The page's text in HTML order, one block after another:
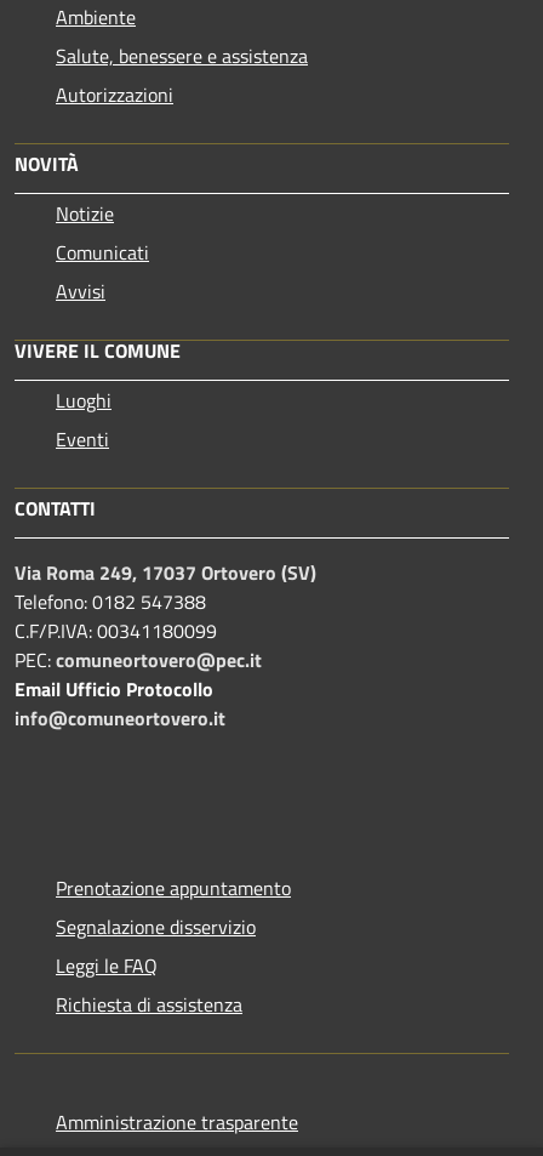
Ambiente
Salute, benessere e assistenza
Autorizzazioni
NOVITÀ
Notizie
Comunicati
Avvisi
VIVERE IL COMUNE
Luoghi
Eventi
CONTATTI
Via Roma 249, 17037 Ortovero (SV)
Telefono: 0182 547388
C.F/P.IVA: 00341180099
PEC:comuneortovero@pec.it
Email Ufficio Protocollo
info@comuneortovero.it
Prenotazione appuntamento
Segnalazione disservizio
Leggi le FAQ
Richiesta di assistenza
Amministrazione trasparente